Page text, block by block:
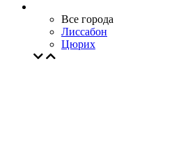
Все города
Лиссабон
Цюрих